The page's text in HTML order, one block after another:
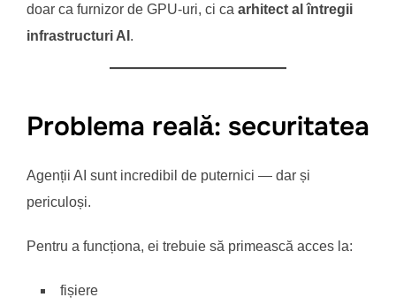
doar ca furnizor de GPU-uri, ci ca arhitect al întregii
infrastructuri AI .
Problema reală: securitatea
Agenții AI sunt incredibil de puternici — dar și
periculoși.
Pentru a funcționa, ei trebuie să primească acces la:
fișiere